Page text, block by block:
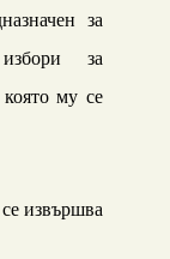
за
за
му се
извършва